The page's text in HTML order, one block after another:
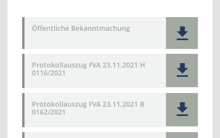
Öffentliche Bekanntmachung
Protokollauszug FVA 23.11.2021 H
0116/2021
Protokollauszug FVA 23.11.2021 B
0162/2021